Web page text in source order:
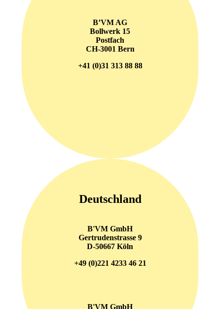
B’VM AG
Bollwerk 15
Postfach
CH-3001 Bern
+41 (0)31 313 88 88
Deutschland
B'VM GmbH
Gertrudenstrasse 9
D-50667 Köln
+49 (0)221 4233 46 21
B'VM GmbH